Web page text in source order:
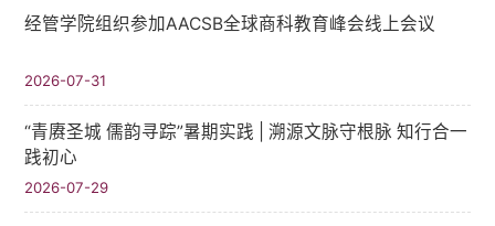
经管学院组织参加AACSB全球商科教育峰会线上会议
2026-07-31
“青赓圣城 儒韵寻踪”暑期实践​ | 溯源文脉守根脉 知行合一
践初心
2026-07-29